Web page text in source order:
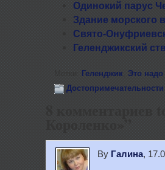
Одинокий парус
Здание морского
Свято-
Геленджикский
Метки: Геленджик
Это надо
8 комментариев
Короленко»”
By Галина,